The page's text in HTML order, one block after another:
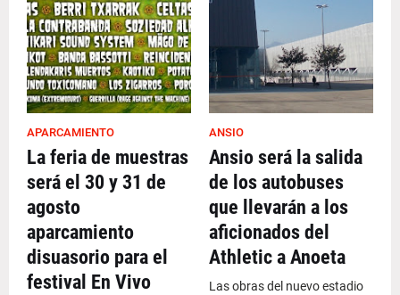
APARCAMIENTO
La feria de muestras
será el 30 y 31 de
agosto
aparcamiento
disuasorio para el
festival En Vivo
ANSIO
Ansio será la salida
de los autobuses
que llevarán a los
aficionados del
Athletic a Anoeta
Las obras del nuevo estadio